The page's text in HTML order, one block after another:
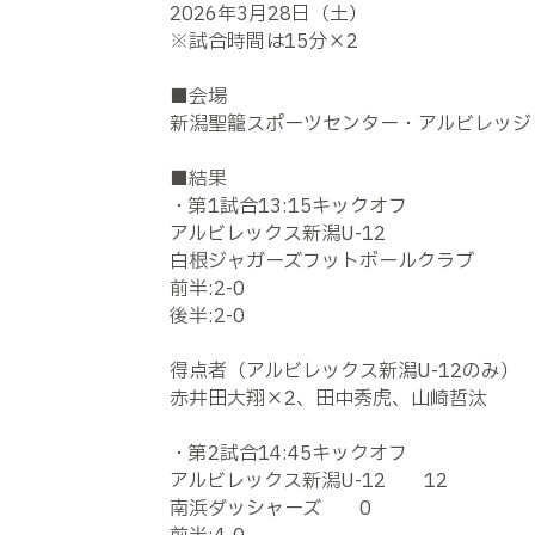
2026年3月28日（土）
※試合時間は15分×2
■会場
新潟聖籠スポーツセンター・アルビレッジ
■結果
・第1試合13:15キックオフ
アルビレックス新潟U-12
白根ジャガーズフットボールクラ
前半:2-0
後半:2-0
得点者（アルビレックス新潟U-12のみ）
赤井田大翔×2、田中秀虎、山崎哲汰
・第2試合14:45キックオフ
アルビレックス新潟U-12 12
南浜ダッシャーズ 0